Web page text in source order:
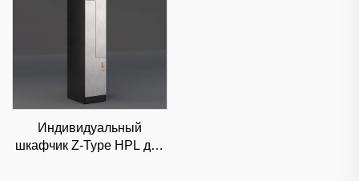
Индивидуальный
шкафчик Z-Type HPL для